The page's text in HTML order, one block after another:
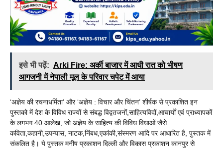
इसे भी पढ़ें: Arki Fire: अर्की बाजार में आधी रात को भीषण
आगजनी में नेपाली मूल के परिवार चपेट में आया
‘अज्ञेय की रचनाधर्मिता’ और ‘अज्ञेय : विचार और चिंतन’ शीर्षक से प्रकाशित इन
पुस्तको में देश के विविध राज्यों से संबद्ध विद्वतजनों,साहित्यविदों,आचार्यों एवं प्राध्यापकों
के लगभग 40 आलेख, जो अज्ञेय के साहित्य की विविध विधाओं जैसे
कविता,कहानी,उपन्यास, नाटक,निंबध,एकांकी,संस्मरण आदि पर आधारित है, पुस्तक में
संकलित है। ये पुस्तक मनीष प्रकाशन दिल्ली और विकास प्रकाशन कानपुर से